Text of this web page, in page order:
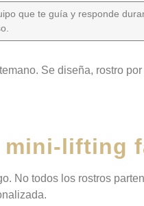
que te guía y responde
Se diseña, rostro
mini-lifting
No todos los rostros